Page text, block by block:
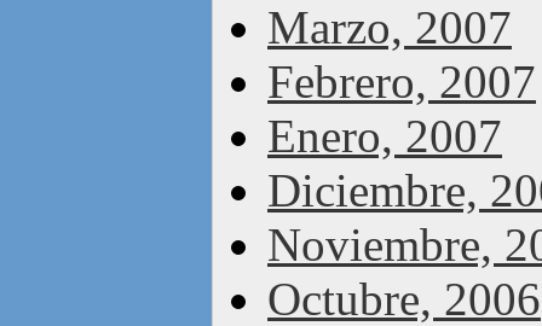
Marzo, 2007
Febrero, 2007
Enero, 2007
Diciembre,
Noviembre,
Octubre, 2006